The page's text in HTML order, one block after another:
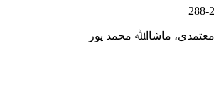
ﻣﺎﺷﺎاﷲ محمد پور